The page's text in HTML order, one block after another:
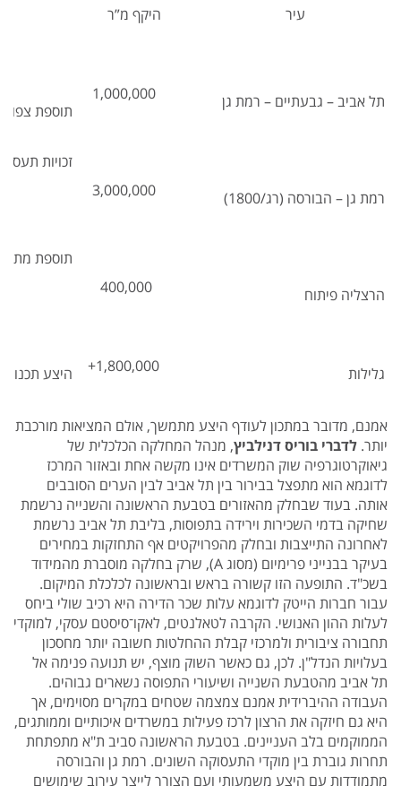
עיר היקף מ”ר
תל אביב – גבעתיים – רמת גן
תוספת
רמת גן – הבורסה (רג/1800)
זכויות
הרצליה פיתוח
תוספת
גלילות היצע תכנוני
אמנם, מדובר במתכון לעודף היצע מתמשך, אולם המציאות מורכבת
יותר. לדברי בוריס דנילביץ, מנהל המחלקה הכלכלית של
גיאוקרטוגרפיה שוק המשרדים אינו מקשה אחת ובאזור המרכז
לדוגמא הוא מתפצל בבירור בין תל אביב לבין הערים הסובבים
אותה. בעוד שבחלק מהאזורים בטבעת הראשונה והשנייה נרשמת
שחיקה בדמי השכירות וירידה בתפוסות, בליבת תל אביב נרשמת
לאחרונה התייצבות ובחלק מהפרויקטים אף התחזקות במחירים
בעיקר בבנייני פרימיום (מסוג A), שרק בחלקה מוסברת מהמידוד
בשכ"ד. התופעה הזו קשורה בראש ובראשונה לכלכלת המיקום.
עבור חברות הייטק לדוגמא עלות שכר הדירה היא רכיב שולי ביחס
לעלות ההון האנושי. הקרבה לטאלנטים, לאקו־סיסטם עסקי, למוקדי
תחבורה ציבורית ולמרכזי קבלת ההחלטות חשובה יותר מחסכון
בעלויות הנדל"ן. לכן, גם כאשר השוק מוצף, יש תנועה פנימה אל
תל אביב מהטבעת השנייה ושיעורי התפוסה נשארים גבוהים.
העבודה ההיברידית אמנם צמצמה שטחים במקרים מסוימים, אך
היא גם חיזקה את הרצון לרכז פעילות במשרדים איכותיים וממותגים,
הממוקמים בלב העניינים. בטבעת הראשונה סביב ת"א מתפתחת
תחרות גוברת בין מוקדי התעסוקה השונים. רמת גן והבורסה
מתמודדות עם היצע משמעותי ועם הצורך לייצר עירוב שימושים